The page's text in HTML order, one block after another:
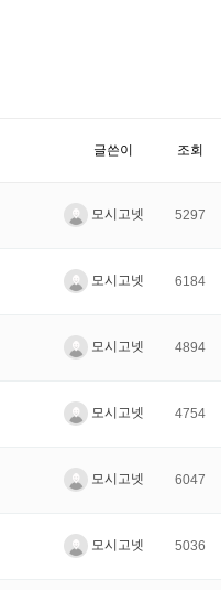
글쓴이 조회
모시고넷 5297
모시고넷 6184
모시고넷 4894
모시고넷 4754
모시고넷 6047
모시고넷 5036